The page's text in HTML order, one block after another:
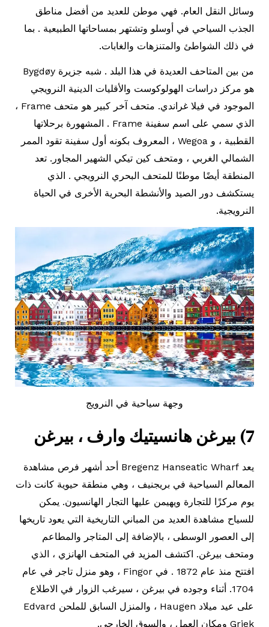
وسائل النقل العام. فهي موطن للعديد من أفضل مناطق
الجذب السياحي في أوسلو وتشتهر بمساحاتها الطبيعية . بما
في ذلك الشواطئ والمتنزهات والغابات.
من بين المتاحف العديدة في هذا البلد . شبه جزيرة Bygdøy
هو مركز دراسات الهولوكوست والأقليات الدينية النرويجي
الموجود في فيلا غراندي. متحف آخر كبير هو متحف Frame ،
الذي سمي على اسم سفينة Frame . المشهورة برحلاتها
القطبية ، و Wegoa ، المعروف بكونه أول سفينة تقود الممر
الشمالي الغربي ، ومتحف كين تيكي الشهير المجاور. تعد
المنطقة أيضًا موطنًا للمتحف البحري النرويجي . الذي
يستكشف دور الصيد والأنشطة البحرية الأخرى في الحياة
النرويجية.
وجهة سياحية في النرويج
7) بيرغن هانسيتيك وارف ، بيرغن
يعد Bregenz Hanseatic Wharf أحد أشهر فرص مشاهدة
المعالم السياحية في بريجنيف ، وهي منطقة حيوية كانت ذات
يوم مركزًا للتجارة ويهيمن عليها التجار الهانسيون. يمكن
للسياح مشاهدة العديد من المباني التاريخية التي يعود تاريخها
إلى العصور الوسطى ، بالإضافة إلى المتاجر والمطاعم
ومتحف بيرغن. اكتشف المزيد في المتحف الهانزي ، الذي
افتتح منذ عام 1872 . في Fingor ، وهو منزل تاجر في عام
1704. أثناء وجوده في بيرغن ، سيرغب الزوار في الاطلاع
على عيد ميلاد Haugen ، والمنزل السابق للملحن Edvard
Griek ومكان العمل ، والسوق الخارجي.